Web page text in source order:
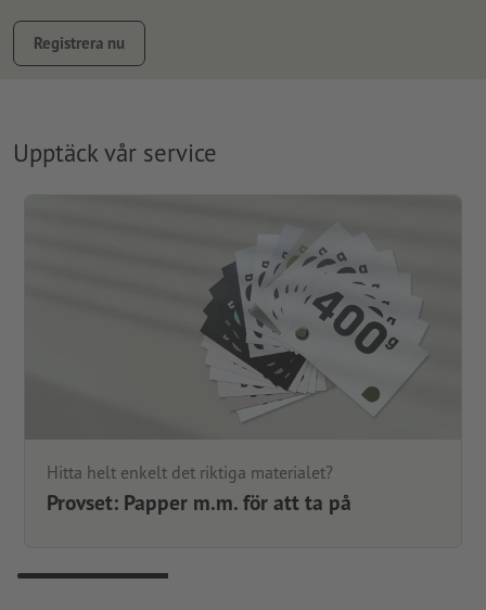
Registrera nu
Upptäck vår service
Hitta helt enkelt det riktiga materialet?
Provset: Papper m.m. för att ta på